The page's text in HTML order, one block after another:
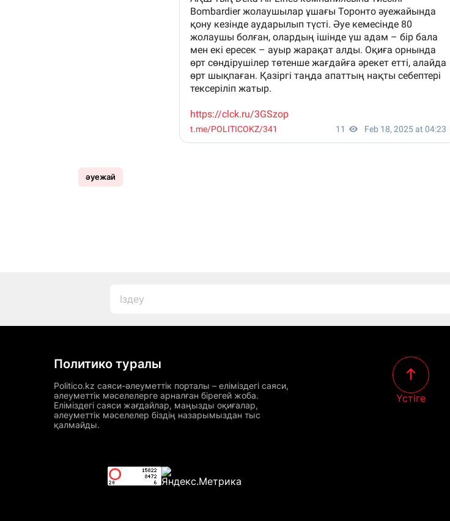
әуежай
Политико туралы
Politico.kz саяси-әлеуметтік порталы – еліміздегі саяси,
әлеуметтік мәселелерге арналған бірегей жоба.
Еліміздегі саяси жағдайлар, маңызды оқиғалар,
әлеуметтік мәселелер біздің назарымыздан тыс
қалмайды.
Үстіге